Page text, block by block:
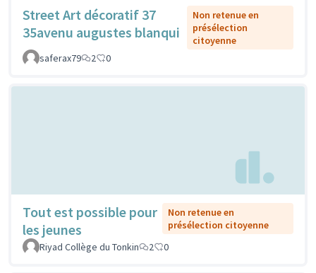
Street Art décoratif 37
35avenu augustes blanqui
Non retenue en
présélection
citoyenne
saferax79
2 0
Tout est possible pour
les jeunes
Non retenue en
présélection citoyenne
Riyad Collège du Tonkin
2 0